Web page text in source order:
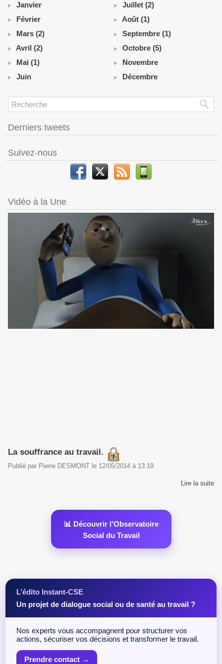
Janvier
Février
Mars (2)
Avril (2)
Mai (1)
Juin
Juillet (2)
Août (1)
Septembre (1)
Octobre (5)
Novembre
Décembre
Derniers tweets
Suivez-nous
Vidéo à la Une
La souffrance au travail.
Publié par Pierre DESMONT le 12/05/2014 à 13:19
Lire la suite
📊 Découvrir l’Observatoire
Social du Travail
L’édito Instant-CSE
Un projet de dialogue social ou de santé au travail ?
Nos experts vous accompagnent pour structurer vos
actions, sécuriser vos décisions et transformer le travail.
Prendre contact →